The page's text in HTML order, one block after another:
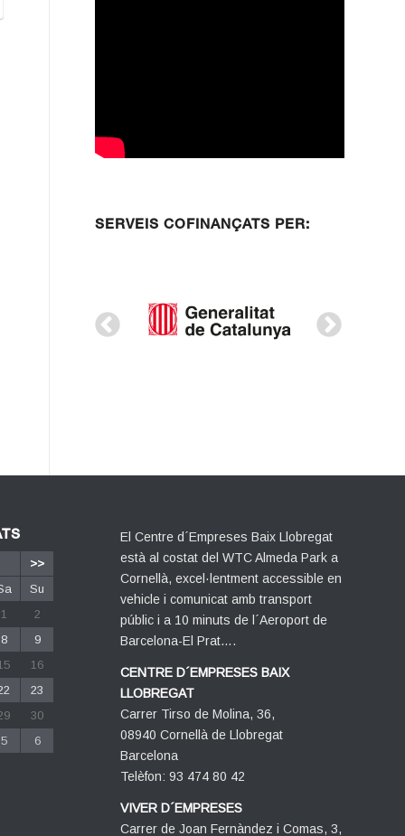
SERVEIS COFINANÇATS PER:
>>
Su
1
2
8
9
16
23
30
5
6
El Centre d´Empreses Baix Llobregat
està al costat del WTC Almeda Park a
Cornellà, excel·lentment accessible en
vehicle i comunicat amb transport
públic i a 10 minuts de l´Aeroport de
Barcelona-El Prat….
CENTRE D´EMPRESES BAIX
LLOBREGAT
Carrer Tirso de Molina, 36,
08940 Cornellà de Llobregat
Barcelona
Telèfon: 93 474 80 42
VIVER D´EMPRESES
Carrer de Joan Fernàndez i Comas, 3,